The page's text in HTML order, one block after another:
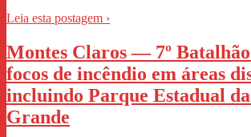
Leia esta postagem ›
Montes Claros — 7º
focos de incêndio em áreas
incluindo Parque Estadual
Grande